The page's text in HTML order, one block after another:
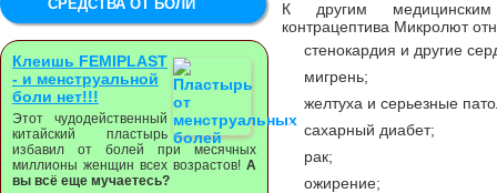
К другим
контрацептива Микролют
стенокардия и другие
мигрень;
желтуха и серьезные
сахарный диабет;
рак;
ожирение;
СРЕДСТВА ОТ БОЛИ
Клеишь FEMIPLAST
- и менструальной
боли нет!!!
Этот чудодейственный
китайский пластырь
избавил от болей при месячных
миллионы женщин всех возрастов! А
вы всё еще мучаетесь?